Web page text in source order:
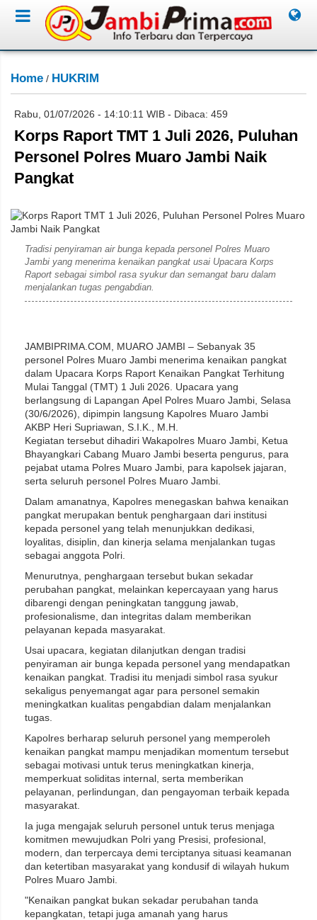
Home / HUKRIM
Rabu, 01/07/2026 - 14:10:11 WIB - Dibaca: 459
Korps Raport TMT 1 Juli 2026, Puluhan
Personel Polres Muaro Jambi Naik
Pangkat
Tradisi penyiraman air bunga kepada personel Polres Muaro
Jambi yang menerima kenaikan pangkat usai Upacara Korps
Raport sebagai simbol rasa syukur dan semangat baru dalam
menjalankan tugas pengabdian.
JAMBIPRIMA.COM, MUARO JAMBI – Sebanyak 35
personel Polres Muaro Jambi menerima kenaikan pangkat
dalam Upacara Korps Raport Kenaikan Pangkat Terhitung
Mulai Tanggal (TMT) 1 Juli 2026. Upacara yang
berlangsung di Lapangan Apel Polres Muaro Jambi, Selasa
(30/6/2026), dipimpin langsung Kapolres Muaro Jambi
AKBP Heri Supriawan, S.I.K., M.H.
Kegiatan tersebut dihadiri Wakapolres Muaro Jambi, Ketua
Bhayangkari Cabang Muaro Jambi beserta pengurus, para
pejabat utama Polres Muaro Jambi, para kapolsek jajaran,
serta seluruh personel Polres Muaro Jambi.
Dalam amanatnya, Kapolres menegaskan bahwa kenaikan
pangkat merupakan bentuk penghargaan dari institusi
kepada personel yang telah menunjukkan dedikasi,
loyalitas, disiplin, dan kinerja selama menjalankan tugas
sebagai anggota Polri.
Menurutnya, penghargaan tersebut bukan sekadar
perubahan pangkat, melainkan kepercayaan yang harus
dibarengi dengan peningkatan tanggung jawab,
profesionalisme, dan integritas dalam memberikan
pelayanan kepada masyarakat.
Usai upacara, kegiatan dilanjutkan dengan tradisi
penyiraman air bunga kepada personel yang mendapatkan
kenaikan pangkat. Tradisi itu menjadi simbol rasa syukur
sekaligus penyemangat agar para personel semakin
meningkatkan kualitas pengabdian dalam menjalankan
tugas.
Kapolres berharap seluruh personel yang memperoleh
kenaikan pangkat mampu menjadikan momentum tersebut
sebagai motivasi untuk terus meningkatkan kinerja,
memperkuat soliditas internal, serta memberikan
pelayanan, perlindungan, dan pengayoman terbaik kepada
masyarakat.
Ia juga mengajak seluruh personel untuk terus menjaga
komitmen mewujudkan Polri yang Presisi, profesional,
modern, dan terpercaya demi terciptanya situasi keamanan
dan ketertiban masyarakat yang kondusif di wilayah hukum
Polres Muaro Jambi.
"Kenaikan pangkat bukan sekadar perubahan tanda
kepangkatan, tetapi juga amanah yang harus